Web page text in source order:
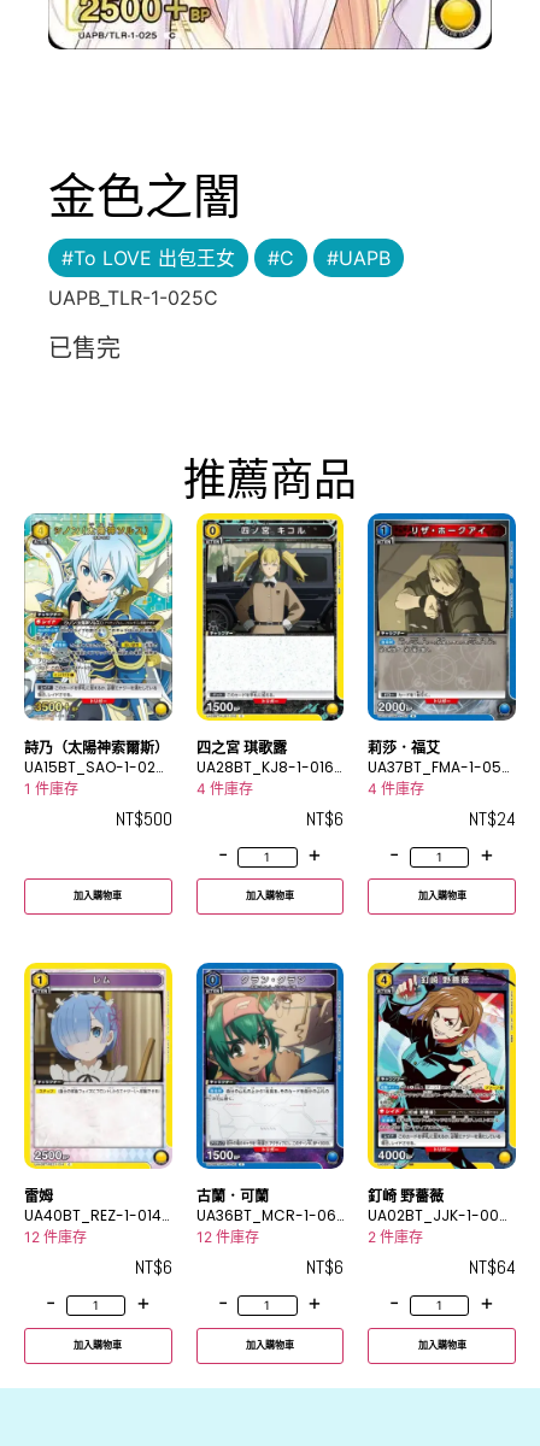
金色之闇
#To LOVE 出包王女 #C
#UAPB
UAPB_TLR-1-025C
已售完
推薦商品
詩乃（太陽神索爾斯）
UA15BT_SAO-1-025
_2SR★
1 件庫存
NT$500
加入購物車
四之宮 琪歌露
UA28BT_KJ8-1-016
C
4 件庫存
NT$6
-
+
加入購物車
莉莎．福艾
UA37BT_FMA-1-050
R
4 件庫存
NT$24
-
+
加入購物車
雷姆
UA40BT_REZ-1-014
C
12 件庫存
NT$6
-
+
加入購物車
古蘭．可蘭
UA36BT_MCR-1-061
C
12 件庫存
NT$6
-
+
加入購物車
釘崎 野薔薇
UA02BT_JJK-1-008
SR
2 件庫存
NT$64
-
+
加入購物車